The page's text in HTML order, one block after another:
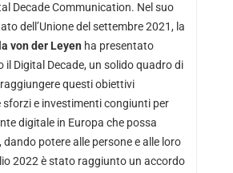
Decade Communication. Nel suo
dell’Unione del settembre 2021, la
von der Leyen ha presentato
il Digital Decade, un solido quadro di
questi obiettivi
sforzi e investimenti congiunti per
digitale in Europa che possa
potere alle persone e alle loro
2022 è stato raggiunto un accordo